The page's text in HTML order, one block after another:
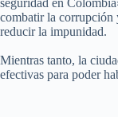
seguridad en
combatir la corrupción
reducir la impunidad.
Mientras tanto, la
efectivas para poder